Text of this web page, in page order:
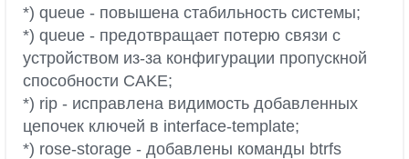
*) queue - повышена стабильность системы;
*) queue - предотвращает потерю связи с
устройством из-за конфигурации пропускной
способности CAKE;
*) rip - исправлена видимость добавленных
цепочек ключей в interface-template;
*) rose-storage - добавлены команды btrfs